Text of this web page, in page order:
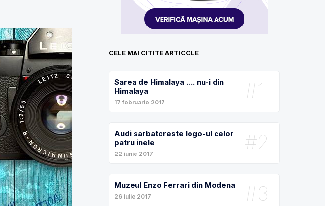
CELE MAI CITITE ARTICOLE
#1
Sarea de Himalaya …. nu-i din
Himalaya
17 februarie 2017
#2
Audi sarbatoreste logo-ul celor
patru inele
22 iunie 2017
#3
Muzeul Enzo Ferrari din Modena
26 iulie 2017